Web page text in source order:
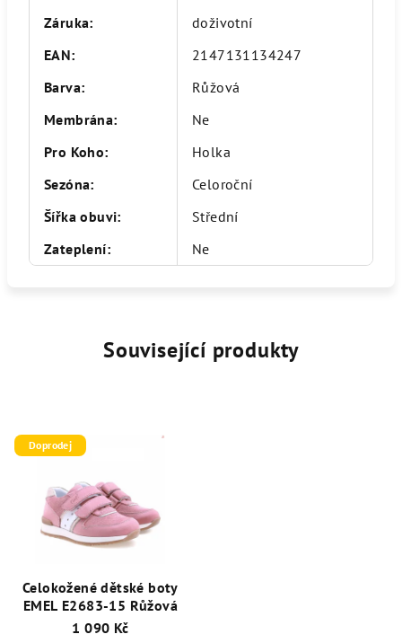
Záruka:
doživotní
EAN:
2147131134247
Barva:
Růžová
Membrána:
Ne
Pro Koho:
Holka
Sezóna:
Celoroční
Šířka obuvi:
Střední
Zateplení: Ne
Související produkty
Doprodej
Celokožené dětské boty
EMEL E2683-15 Růžová
1 090 Kč